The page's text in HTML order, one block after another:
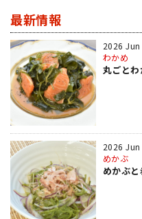
最新情報
2026 Jun
わかめ
丸ごと
2026 Jun
めかぶ
めかぶ